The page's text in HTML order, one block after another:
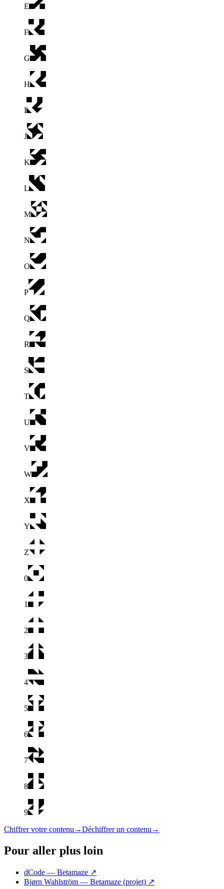
E
F
G
H
I
J
K
L
M
N
O
P
Q
R
S
T
U
V
W
X
Y
Z
0
1
2
3
4
5
6
7
8
9
Chiffrer votre contenu →Déchiffrer un contenu →
Pour aller plus loin
dCode — Betamaze ↗
Bjørn Wahlström — Betamaze (projet) ↗